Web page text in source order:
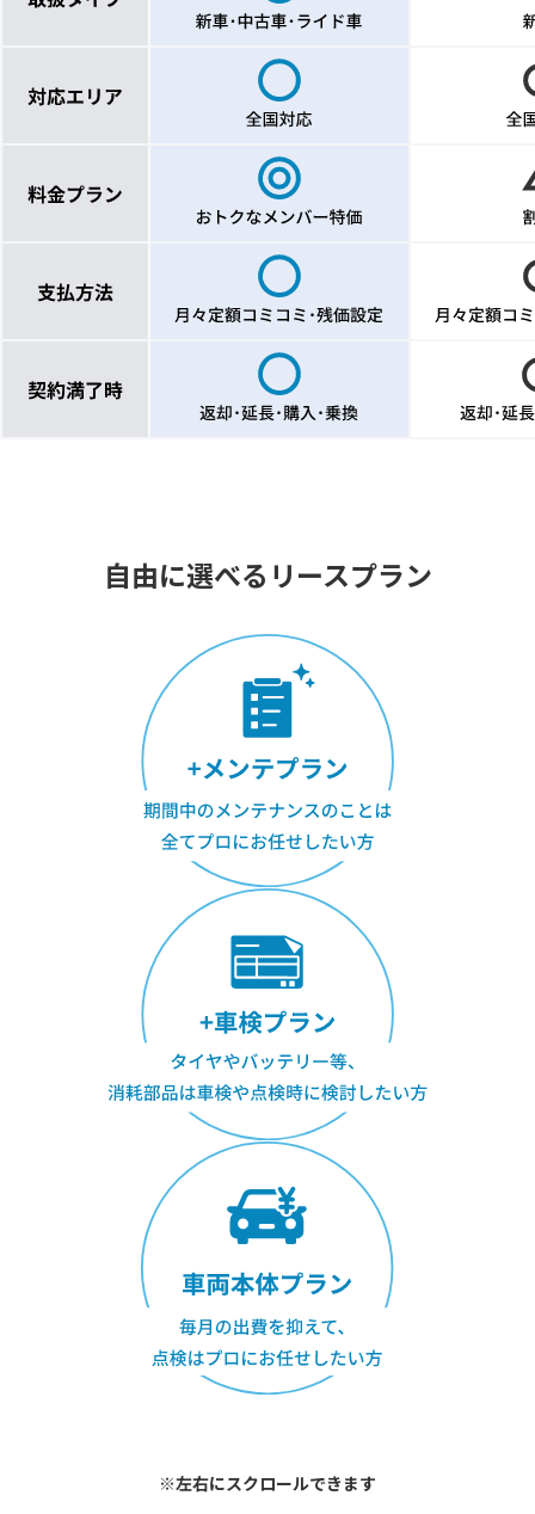
自由に選べるリースプラン
※左右にスクロールできます